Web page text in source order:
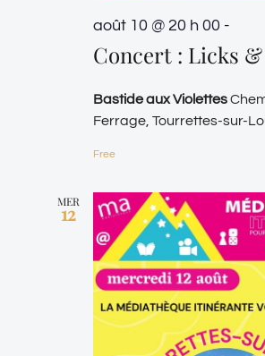
août 10 @ 20 h 00 -
Concert : Licks
Bastide aux Violettes
Ferrage, Tourrettes-sur-
Free
MER
12